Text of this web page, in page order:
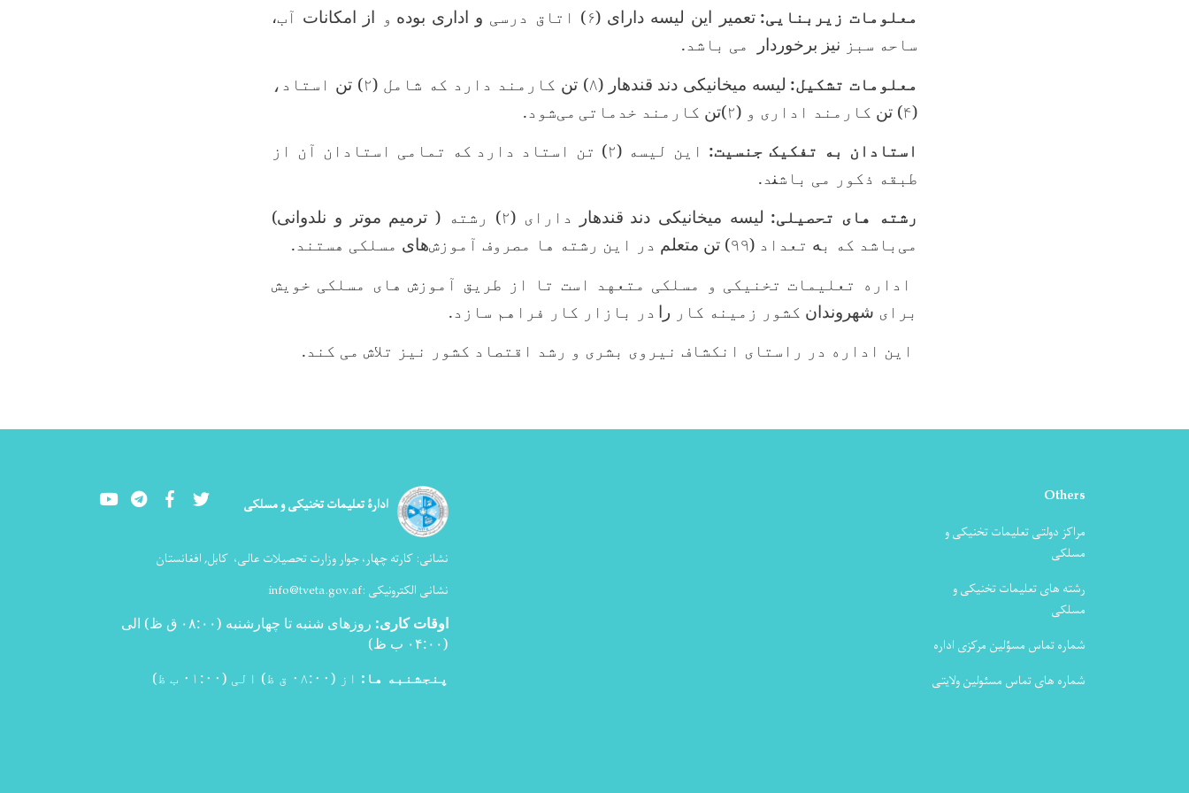
معلومات زیربنایی: تعمیر این لیسه دارای(۶ ) اتاق درسی و اداری بوده و از امکانات آب،
ساحه سبز نیز برخوردار
می باشد.
معلومات تشکیل: لیسه میخانیکی دند قندهار (۸) تن کارمند دارد که شامل (۲) تن استاد،
(۴) تن کارمند اداری و (۲)تن کارمند خدماتی می‌شود.
استادان به تفکیک جنسیت: این لیسه (۲) تن استاد دارد که تمامی استادان آن از
طبقه ذکور می باشند.
رشته های تحصیلی: لیسه میخانیکی دند قندهار دارای (۲ ) رشته (ترمیم موتر و نلدوانی)
می‌باشد که به تعداد (۹۹ ) تن متعلم در این رشته ها مصروف آموزش‌‌های مسلکی هستند.
اداره تعلیمات تخنیکی و مسلکی متعهد است تا از طریق آموزش های مسلکی خویش
برای شهروندان کشور زمینه کار را در بازار کار فراهم سازد.
این اداره در راستای انکشاف نیروی بشری و رشد اقتصاد کشور نیز تلاش می کند .
Others
مراکز دولتی تعلیمات تخنیکی و
مسلکی
رشته های تعلیمات تخنیکی و
مسلکی
شماره تماس مسؤلین مرکزی اداره
شماره های تماس مسئولین ولایتی
ادارۀ تعلیمات تخنیکی و مسلکی YoutubeLinkedInFacebook Twitter
نشانی: کارته چهار، جوار وزارت تحصیلات عالی، کابل, افغانستان
نشانی الکترونیکی :info@tveta.gov.af
اوقات کاری:
روزهای شنبه تا چهارشنبه (۰۸:۰۰ ق ظ) الی
(۰۴:۰۰ ب ظ
)
پنجشنبه ها: از (۰۸:۰۰ ق ظ) الی (۰۱:۰۰ ب ظ)